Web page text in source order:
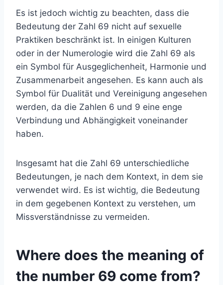
Es ist jedoch wichtig zu beachten, dass die
Bedeutung der Zahl 69 nicht auf sexuelle
Praktiken beschränkt ist. In einigen Kulturen
oder in der Numerologie wird die Zahl 69 als
ein Symbol für Ausgeglichenheit, Harmonie und
Zusammenarbeit angesehen. Es kann auch als
Symbol für Dualität und Vereinigung angesehen
werden, da die Zahlen 6 und 9 eine enge
Verbindung und Abhängigkeit voneinander
haben.
Insgesamt hat die Zahl 69 unterschiedliche
Bedeutungen, je nach dem Kontext, in dem sie
verwendet wird. Es ist wichtig, die Bedeutung
in dem gegebenen Kontext zu verstehen, um
Missverständnisse zu vermeiden.
Where does the meaning of
the number 69 come from?